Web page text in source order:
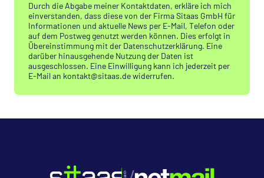
Durch die Abgabe meiner Kontaktdaten, erkläre ich mich
einverstanden, dass diese von der Firma Sitaas GmbH für
Informationen und aktuelle News per E-Mail, Telefon oder
auf dem Postweg genutzt werden können. Dies erfolgt in
Übereinstimmung mit der Datenschutzerklärung. Eine
darüber hinausgehende Nutzung der Daten ist
ausgeschlossen. Eine Einwilligung kann ich jederzeit per
E-Mail an kontakt@sitaas.de widerrufen.